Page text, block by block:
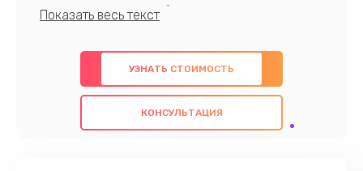
профессионалов с обширными знаниями и
предлагаем быстрый и качественный ремонт с
использованием оригинальных компонентов, а
также гарантируем качество всех
проведенных работ. Наша цель - предоставить
УЗНАТЬ СТОИМОСТЬ
КОНСУЛЬТАЦИЯ